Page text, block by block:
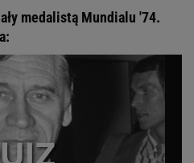
medalistą Mundialu '74.